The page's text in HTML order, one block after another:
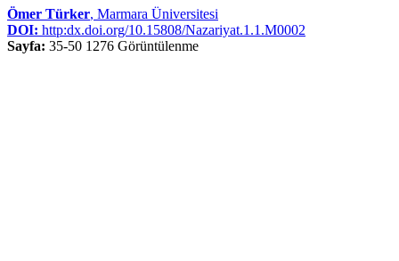
Ömer Türker, Marmara Üniversitesi
DOI: http:dx.doi.org/10.15808/Nazariyat.1.1.M0002
Sayfa: 35-50 1276 Görüntülenme